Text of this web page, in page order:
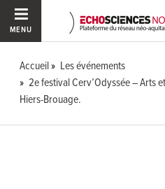
MENU
Accueil
Les événements
2e festival Cerv’Odyssée – Arts
Hiers-Brouage.